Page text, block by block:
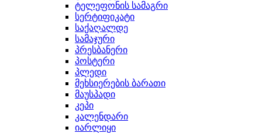
ტელეფონის სამაგრი
სერტიფიკატი
საქაღალდე
სამაჯური
პრესბანერი
პოსტერი
პლედი
მეხსიერების ბარათი
მაუსპადი
კეპი
კალენდარი
იარლიყი